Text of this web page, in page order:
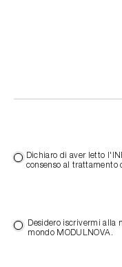
Dichiaro di aver letto
consenso al
Desidero iscrivermi alla
mondo MODULNOVA.